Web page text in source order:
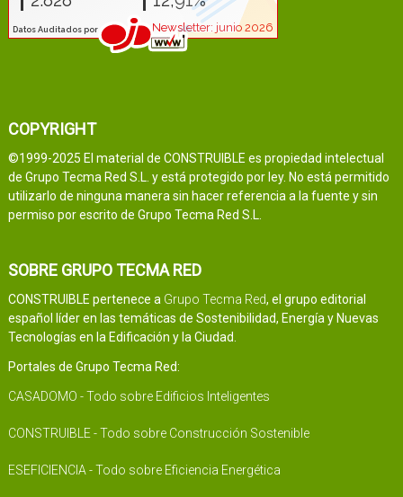
COPYRIGHT
©1999-2025 El material de CONSTRUIBLE es propiedad intelectual
de Grupo Tecma Red S.L. y está protegido por ley. No está permitido
utilizarlo de ninguna manera sin hacer referencia a la fuente y sin
permiso por escrito de Grupo Tecma Red S.L.
SOBRE GRUPO TECMA RED
CONSTRUIBLE pertenece a Grupo Tecma Red, el grupo editorial
español líder en las temáticas de Sostenibilidad, Energía y Nuevas
Tecnologías en la Edificación y la Ciudad.
Portales de Grupo Tecma Red:
CASADOMO - Todo sobre Edificios Inteligentes
CONSTRUIBLE - Todo sobre Construcción Sostenible
ESEFICIENCIA - Todo sobre Eficiencia Energética